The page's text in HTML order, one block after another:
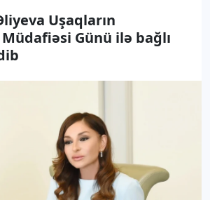
Uşaqların
Günü ilə bağlı